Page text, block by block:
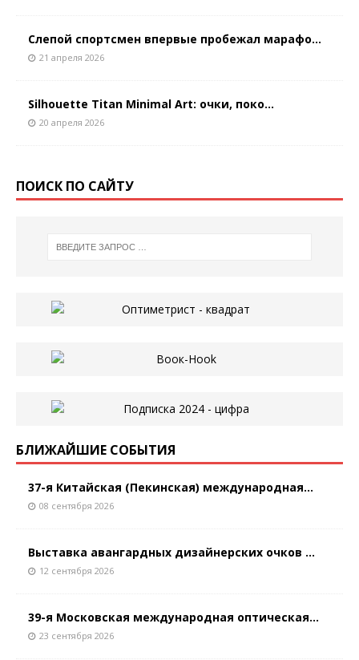
Слепой спортсмен впервые пробежал марафо...
21 апреля 2026
Silhouette Titan Minimal Art: очки, поко...
20 апреля 2026
ПОИСК ПО САЙТУ
БЛИЖАЙШИЕ СОБЫТИЯ
37-я Китайская (Пекинская) международная...
08 сентября 2026
Выставка авангардных дизайнерских очков ...
12 сентября 2026
39-я Московская международная оптическая...
23 сентября 2026